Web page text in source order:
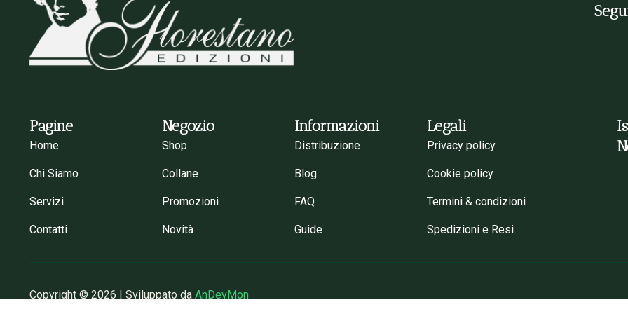
Pagine
Home
Chi Siamo
Servizi
Contatti
Negozio
Shop
Collane
Promozioni
Novità
Informazioni
Distribuzione
Blog
FAQ
Guide
Legali
Privacy policy
Cookie policy
Termini & condizioni
Spedizioni e Resi
Copyright © 2026 | Sviluppato da AnDevMon